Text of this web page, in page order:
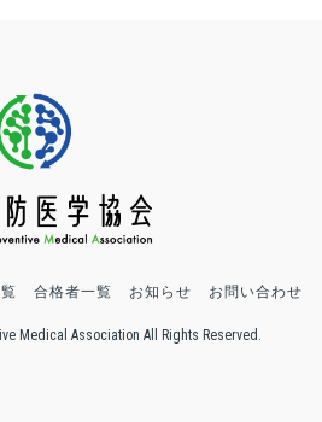
合格者一覧 お知らせ お問い合わせ
Medical Association All Rights Reserved.